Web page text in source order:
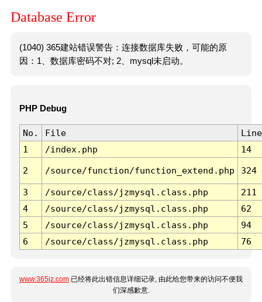
Database Error
(1040) 365建站错误警告：连接数据库失败，可能的原
因：1、数据库密码不对; 2、mysql未启动。
PHP Debug
No. File
Line
1
/index.php 14
2 /source/function/function_extend.php 324
3 /source/class/jzmysql.class.php
211
4
/source/class/jzmysql.class.php
62
5
/source/class/jzmysql.class.php
94
6
/source/class/jzmysql.class.php 76
www.365jz.com 已经将此出错信息详细记录, 由此给您带来的访问不便我
们深感歉意.